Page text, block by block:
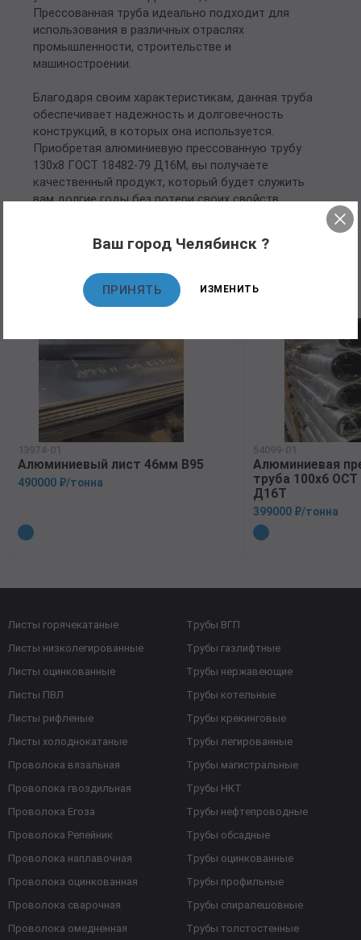
Прессованная труба идеально подходит для
использования в различных отраслях
промышленности, строительстве и
машиностроении.
Благодаря своим характеристикам, данная труба
обеспечивает надежность и долговечность
конструкций, в которых она используется.
Приобретая алюминиевую прессованную трубу
130х8 ГОСТ 18482-79 Д16М, вы получаете
качественный продукт, который будет служить
вам долгие годы без потери своих свойств.
Рекомендуемые товары
13974-01
Алюминиевый лист 46мм В95
490000 ₽/тонна
54099-01
Алюминиевая
труба 100х6 ОСТ
Д16Т
399000 ₽/тонна
Листы горячекатаные
Листы низколегированные
Листы оцинкованные
Листы ПВЛ
Листы рифленые
Листы холоднокатаные
Проволока вязальная
Проволока гвоздильная
Проволока Егоза
Проволока Репейник
Проволока наплавочная
Проволока оцинкованная
Проволока сварочная
Проволока омедненная
Трубы ВГП
Трубы газлифтные
Трубы нержавеющие
Трубы котельные
Трубы крекинговые
Трубы легированные
Трубы магистральные
Трубы НКТ
Трубы нефтепроводные
Трубы обсадные
Трубы оцинкованные
Трубы профильные
Трубы спиралешовные
Трубы толстостенные
Ваш город Челябинск ?
ПРИНЯТЬ ИЗМЕНИТЬ